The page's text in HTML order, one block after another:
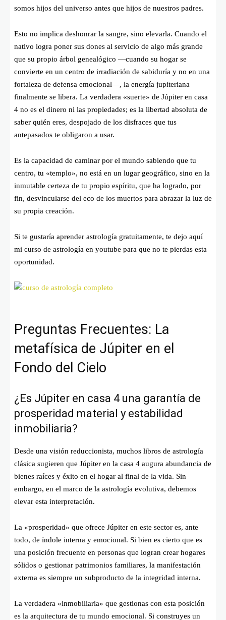
somos hijos del universo antes que hijos de nuestros padres.
Esto no implica deshonrar la sangre, sino elevarla. Cuando el
nativo logra poner sus dones al servicio de algo más grande
que su propio árbol genealógico —cuando su hogar se
convierte en un centro de irradiación de sabiduría y no en una
fortaleza de defensa emocional—, la energía jupiteriana
finalmente se libera. La verdadera «suerte» de Júpiter en casa
4 no es el dinero ni las propiedades; es la libertad absoluta de
saber quién eres, despojado de los disfraces que tus
antepasados te obligaron a usar.
Es la capacidad de caminar por el mundo sabiendo que tu
centro, tu «templo», no está en un lugar geográfico, sino en la
inmutable certeza de tu propio espíritu, que ha logrado, por
fin, desvincularse del eco de los muertos para abrazar la luz de
su propia creación.
Si te gustaría aprender astrología gratuitamente, te dejo aquí
mi curso de astrología en youtube para que no te pierdas esta
oportunidad.
Preguntas Frecuentes: La
metafísica de Júpiter en el
Fondo del Cielo
¿Es Júpiter en casa 4 una garantía de
prosperidad material y estabilidad
inmobiliaria?
Desde una visión reduccionista, muchos libros de astrología
clásica sugieren que Júpiter en la casa 4 augura abundancia de
bienes raíces y éxito en el hogar al final de la vida. Sin
embargo, en el marco de la astrología evolutiva, debemos
elevar esta interpretación.
La «prosperidad» que ofrece Júpiter en este sector es, ante
todo, de índole interna y emocional. Si bien es cierto que es
una posición frecuente en personas que logran crear hogares
sólidos o gestionar patrimonios familiares, la manifestación
externa es siempre un subproducto de la integridad interna.
La verdadera «inmobiliaria» que gestionas con esta posición
es la arquitectura de tu mundo emocional. Si construyes un